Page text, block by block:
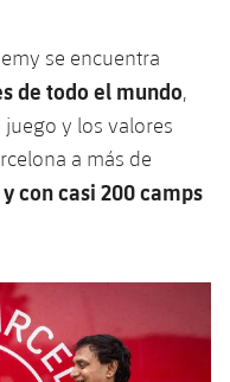
se encuentra
de todo el mundo,
y los valores
a más de
con casi 200 camps